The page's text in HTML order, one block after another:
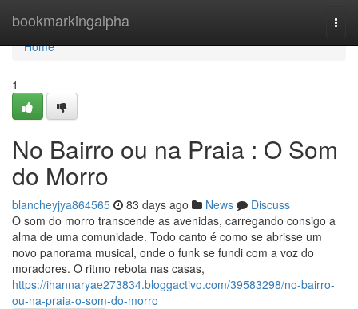
bookmarkingalpha
Home
Home
1
No Bairro ou na Praia : O Som
do Morro
blancheyjya864565 83 days ago News
Discuss
O som do morro transcende as avenidas, carregando consigo a
alma de uma comunidade. Todo canto é como se abrisse um
novo panorama musical, onde o funk se fundi com a voz do
moradores. O ritmo rebota nas casas,
https://ihannaryae273834.bloggactivo.com/39583298/no-bairro-
ou-na-praia-o-som-do-morro